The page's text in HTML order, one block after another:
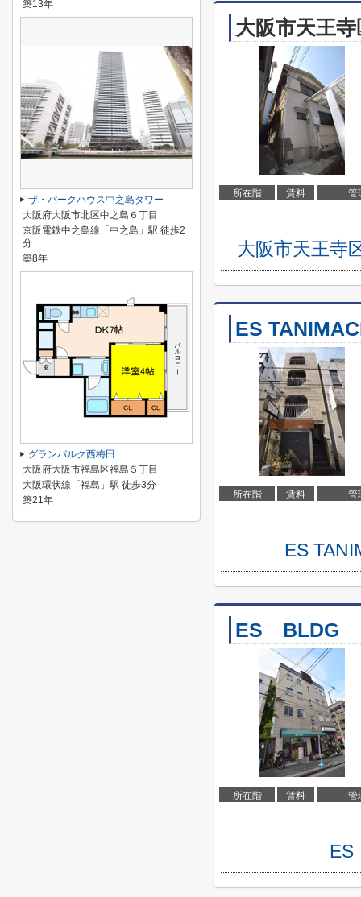
大阪市天王
所在階 賃料 管
大阪市天王寺
ES
所在階 賃料 管
ES
ES BLDG
所在階 賃料 管
ES
築13年
ザ・パークハウス中之島タワー
大阪府大阪市北区中之島６丁目
京阪電鉄中之島線「中之島」駅 徒歩2
分
築8年
グランパルク西梅田
大阪府大阪市福島区福島５丁目
大阪環状線「福島」駅 徒歩3分
築21年